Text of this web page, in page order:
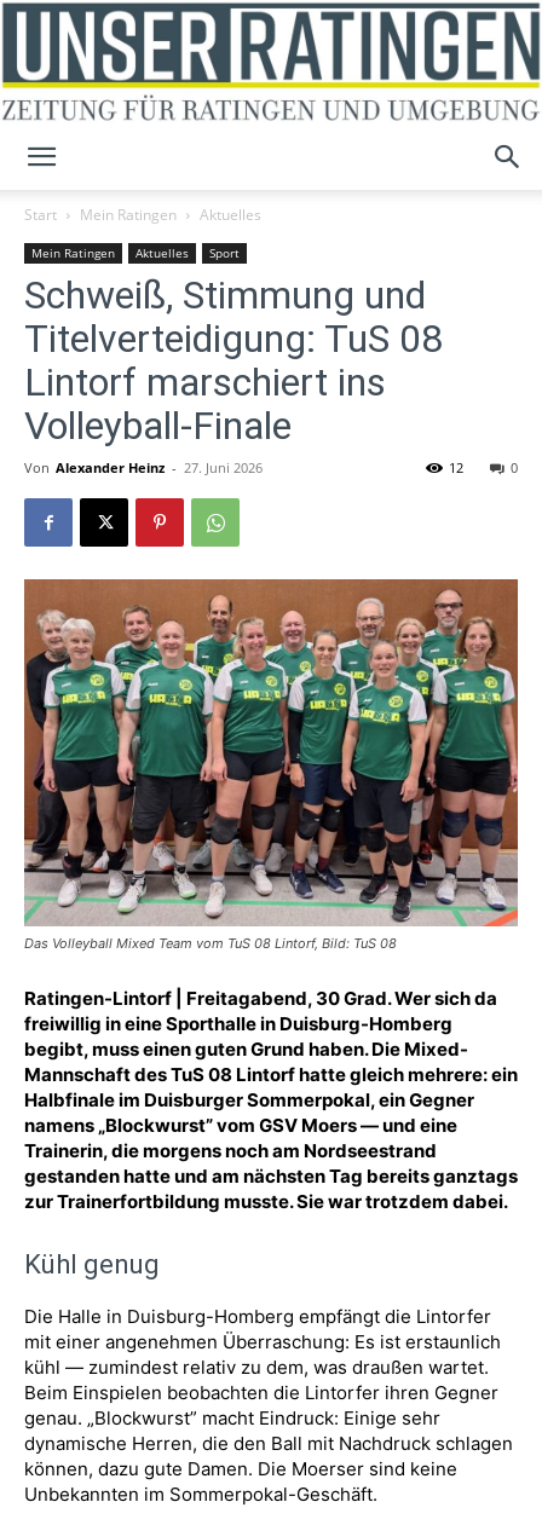
Ratingen
Start Mein Ratingen Aktuelles
Mein Ratingen Aktuelles Sport
Schweiß, Stimmung und
Titelverteidigung: TuS 08
Lintorf marschiert ins
Volleyball-Finale
Von Alexander Heinz - 27. Juni 2026 0
12
Das Volleyball Mixed Team vom TuS 08 Lintorf, Bild: TuS 08
Ratingen-Lintorf | Freitagabend, 30 Grad. Wer sich da
freiwillig in eine Sporthalle in Duisburg-Homberg
begibt, muss einen guten Grund haben. Die Mixed-
Mannschaft des TuS 08 Lintorf hatte gleich mehrere: ein
Halbfinale im Duisburger Sommerpokal, ein Gegner
namens „Blockwurst” vom GSV Moers — und eine
Trainerin, die morgens noch am Nordseestrand
gestanden hatte und am nächsten Tag bereits ganztags
zur Trainerfortbildung musste. Sie war trotzdem dabei.
Kühl genug
Die Halle in Duisburg-Homberg empfängt die Lintorfer
mit einer angenehmen Überraschung: Es ist erstaunlich
kühl — zumindest relativ zu dem, was draußen wartet.
Beim Einspielen beobachten die Lintorfer ihren Gegner
genau. „Blockwurst” macht Eindruck: Einige sehr
dynamische Herren, die den Ball mit Nachdruck schlagen
können, dazu gute Damen. Die Moerser sind keine
Unbekannten im Sommerpokal-Geschäft.